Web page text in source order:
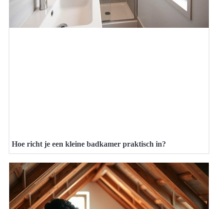
Hoe richt je een kleine badkamer praktisch in?